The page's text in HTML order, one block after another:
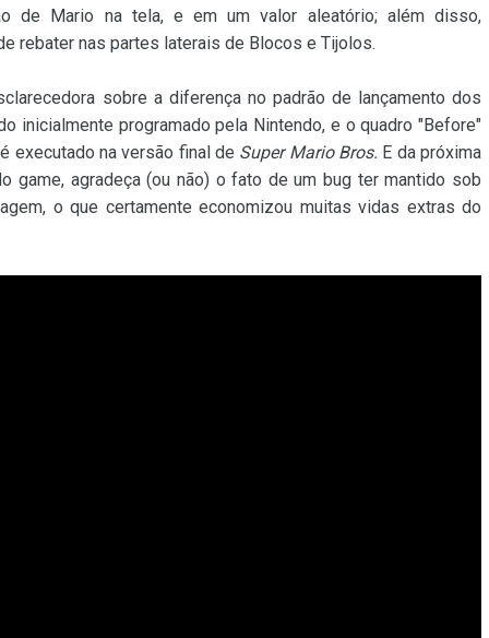
de Mario na tela, e em um valor aleatório; além disso,
rebater nas partes laterais de Blocos e Tijolos.
sobre a diferença no padrão de lançamento dos
inicialmente programado pela Nintendo, e o quadro "Before"
executado na versão final de Super Mario Bros. E da próxima
game, agradeça (ou não) o fato de um bug ter mantido sob
o que certamente economizou muitas vidas extras do